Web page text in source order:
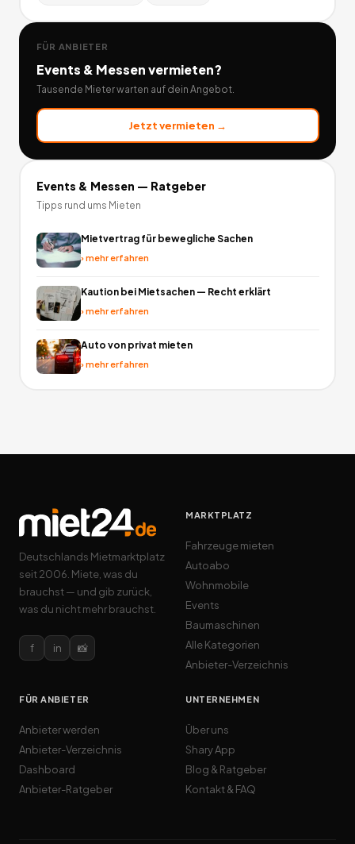
FÜR ANBIETER
Events & Messenvermieten?
Tausende Mieter warten auf dein Angebot.
Jetzt vermieten →
Events & Messen — Ratgeber
Tipps rund ums Mieten
Mietvertrag für bewegliche Sachen
›mehr erfahren
Kaution bei Mietsachen — Recht erklärt
›mehr erfahren
Auto von privat mieten
›mehr erfahren
Deutschlands Mietmarktplatz
seit 2006. Miete, was du
brauchst — und gib zurück,
was du nicht mehr brauchst.
f in 📸
MARKTPLATZ
Fahrzeuge mieten
Autoabo
Wohnmobile
Events
Baumaschinen
Alle Kategorien
Anbieter-Verzeichnis
FÜR ANBIETER
Anbieter werden
Anbieter-Verzeichnis
Dashboard
Anbieter-Ratgeber
UNTERNEHMEN
Über uns
Shary App
Blog & Ratgeber
Kontakt & FAQ